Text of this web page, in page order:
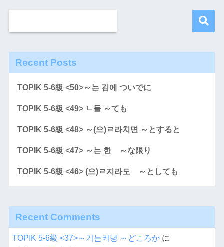
Recent Posts
TOPIK 5-6級 <50>～는 김에 ついでに
TOPIK 5-6級 <49> ㄴ들 ～ても
TOPIK 5-6級 <48> ～(으)ㄹ라치면 ～とすると
TOPIK 5-6級 <47> ～는 한 ～な限り
TOPIK 5-6級 <46> (으)ㄹ지라도 ～としても
Recent Comments
TOPIK 5-6級 <37>～기는커녕 ～どころかに